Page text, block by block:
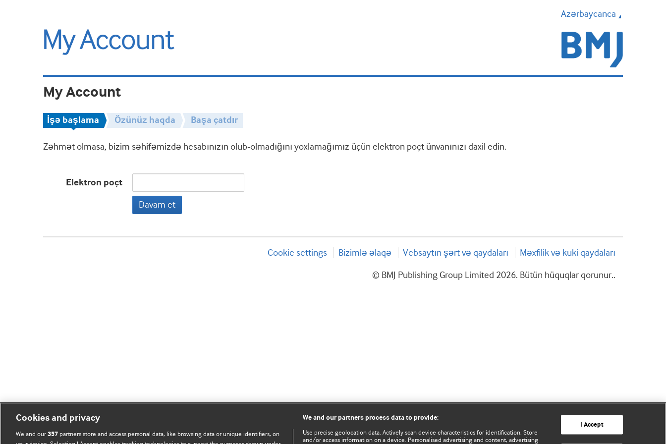
Azərbaycanca
My Account
İşə başlama Özünüz haqda Başa çatdır
Zəhmət olmasa, bizim səhifəmizdə hesabınızın olub-olmadığını yoxlamağımız üçün elektron poçt ünvanınızı daxil edin.
Elektron poçt
Davam et
Cookie settings Bizimlə əlaqə Vebsaytın şərt və qaydaları Məxfilik və kuki qaydaları
© BMJ Publishing Group Limited 2026. Bütün hüquqlar qorunur..
Cookies and privacy
We and our357 partners store and access personal data, like browsing data or unique identifiers, on
We and our partners process data to provide:
Use precise geolocation data. Actively scan device characteristics for identification. Store
and/or access information on a device. Personalised advertising and content, advertising
I Accept